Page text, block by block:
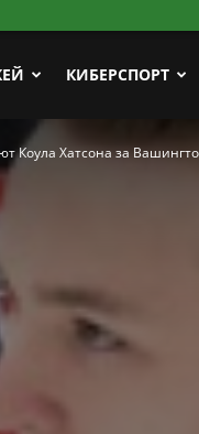
КИБЕРСПОРТ
Коула Хатсона за